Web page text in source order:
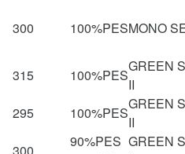
300 100%PESMONO
315 100%PES
GREEN
II
295 100%PES
GREEN
II
300
90%PES GREEN